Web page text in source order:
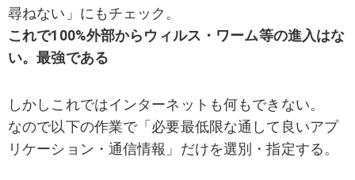
尋ねない」にもチェック。
これで100%外部からウィルス・ワーム等の進入はな
い。最強である
しかしこれではインターネットも何もできない。
なので以下の作業で「必要最低限な通して良いアプ
リケーション・通信情報」だけを選別・指定する。